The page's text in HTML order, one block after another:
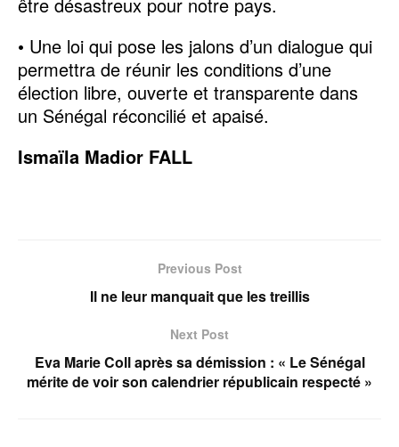
• Une loi qui pose les jalons d’un dialogue qui
permettra de réunir les conditions d’une
élection libre, ouverte et transparente dans
un Sénégal réconcilié et apaisé.
Ismaïla Madior FALL
Previous Post
Il ne leur manquait que les treillis
Next Post
Eva Marie Coll après sa démission : « Le Sénégal
mérite de voir son calendrier républicain respecté »